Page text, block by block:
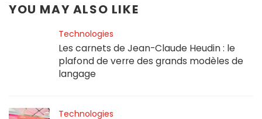
YOU MAY ALSO LIKE
Technologies
Les carnets de Jean-Claude Heudin : le
plafond de verre des grands modèles de
langage
Technologies